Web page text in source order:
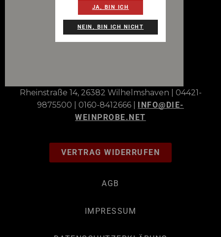
JA, BIN ICH
NEIN, BIN ICH NICHT
Rheinstraße 14, 26382 Wilhelmshaven | 04421-
9875500 | 0160-8412666 |
INFO@DIE-
WEINPROBE.NET
VERTRAG WIDERRUFEN
AGB
IMPRESSUM